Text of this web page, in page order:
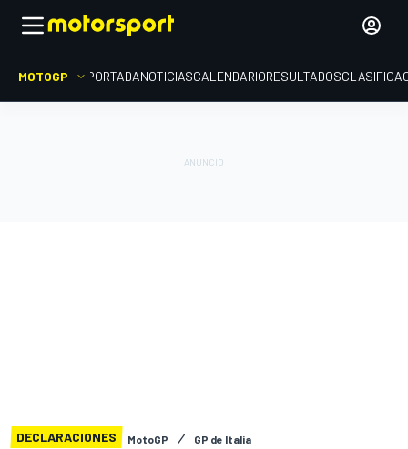
MOTOGP PORTADANOTICIASCALENDARIORESULTADOS
DECLARACIONES MotoGP GP de Italia